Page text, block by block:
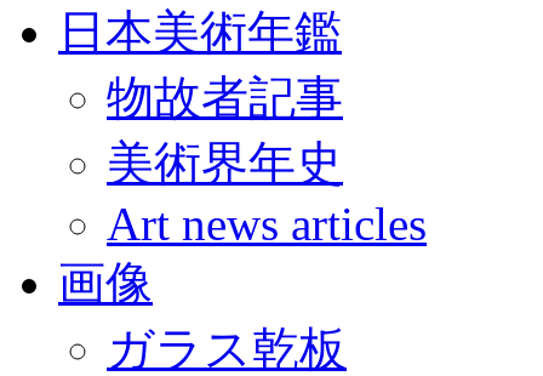
日本美術年鑑
物故者記事
美術界年史
Art news articles
画像
ガラス乾板